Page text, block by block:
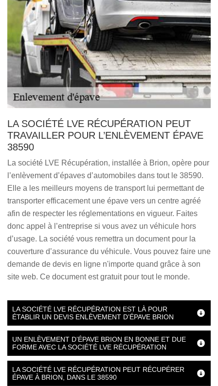
LA SOCIÉTÉ LVE RÉCUPÉRATION PEUT
TRAVAILLER POUR L’ENLÈVEMENT ÉPAVE
38590
La société LVE Récupération, installée à Brion, opère pour
l’enlèvement d’épaves d’automobiles dans tout le 38590.
Elle a les meilleurs moyens de transport lui permettant de
transporter efficacement une épave vers un centre agréé
afin de respecter les réglementations en vigueur. Faites
donc appel à l’entreprise si vous avez un véhicule hors
d’usage. La société vous remettra un document pour la
couverture d’assurance du véhicule. Vous pouvez faire une
demande de devis en ligne n'importe quand grâce à son
site web. Ce document est gratuit pour tout le monde.
LA SOCIÉTÉ LVE RÉCUPÉRATION EST LÀ POUR
ÉTABLIR UN DEVIS ENLÈVEMENT D’ÉPAVE BRION
UN ENLÈVEMENT D’ÉPAVE BRION EN BONNE ET DUE
FORME AVEC LA SOCIÉTÉ LVE RÉCUPÉRATION
LA SOCIÉTÉ LVE RÉCUPÉRATION PEUT RÉCUPÉRER
ÉPAVE À BRION, DANS LE 38590